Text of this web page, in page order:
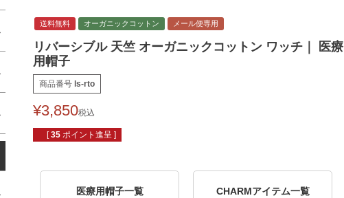
送料無料 オーガニックコットン メール便専用
リバーシブル 天竺 オーガニックコットン ワッチ｜ 医療
用帽子
商品番号 ls-rto
¥3,850税込
[ 35 ポイント進呈 ]
医療用帽子一覧 CHARMアイテム一覧